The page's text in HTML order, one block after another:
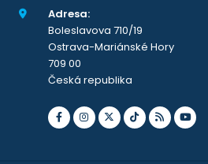
Adresa:
Boleslavova 710/19
Ostrava-Mariánské Hory
709 00
Česká republika